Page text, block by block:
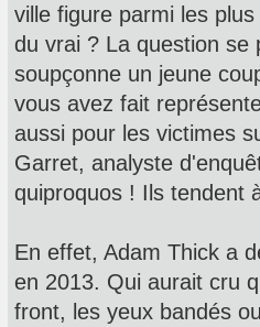
ville figure parmi les
du vrai ? La question se
soupçonne un jeune
vous avez fait
aussi pour les victimes
Garret, analyste
quiproquos ! Ils tendent
En effet, Adam Thick a
en 2013. Qui aurait cru
front, les yeux bandés